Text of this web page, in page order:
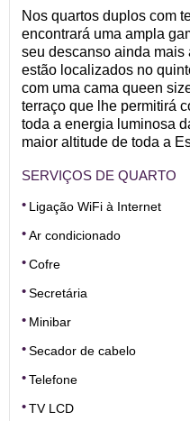
Nos quartos duplos com
encontrará uma ampla
seu descanso ainda mais
estão localizados no
com uma cama queen
terraço que lhe permitirá
toda a energia luminosa
maior altitude de toda a
SERVIÇOS DE QUARTO
Ligação WiFi à Internet
Ar condicionado
Cofre
Secretária
Minibar
Secador de cabelo
Telefone
TV LCD